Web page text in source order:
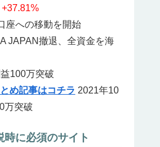
+37.81%
座への移動を開始
JAPAN撤退、全資金を海
100万突破
め記事はコチラ 2021年10
万突破
時に必須のサイト